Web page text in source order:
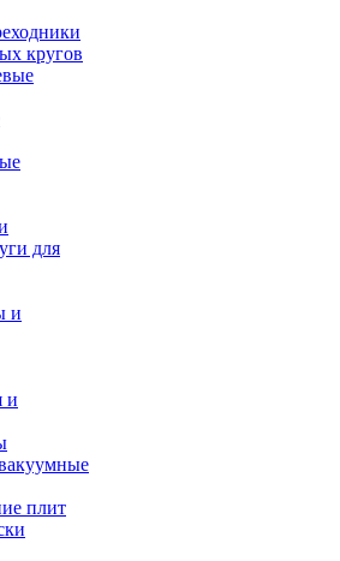
кругов
для
и
и
плит